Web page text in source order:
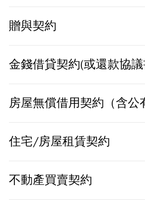
贈與契約
金錢借貸契約(或還款協
房屋無償借用契約（含公
住宅/房屋租賃契約
不動產買賣契約